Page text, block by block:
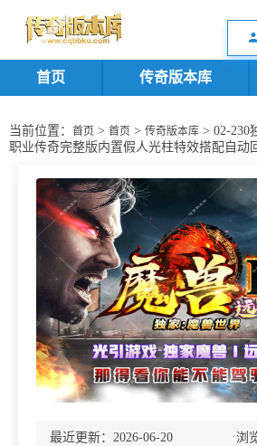
欢迎您光临传奇版本库资源下载站，一个优质的
首页 传奇版本库
当前位置： 首页 > 首页 > 传奇版本库 > 02-230
职业传奇完整版内置假人光柱特效搭配自动
最近更新：2026-06-20 浏览